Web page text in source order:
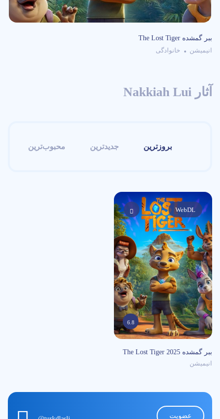
The Lost Tiger ببر گمشده
انیمیشن خانوادگی
آثار Nakkiah Lui
بروزترین جدیدترین محبوب‌ترین
WebDL
The Lost Tiger ببر گمشده 2025
6.8
انیمیشن
عضویت